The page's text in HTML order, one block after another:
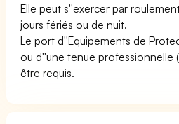
Elle peut s''exercer par
jours fériés ou de nuit.
Le port d''Equipements de
ou d''une tenue professionnelle
être requis.